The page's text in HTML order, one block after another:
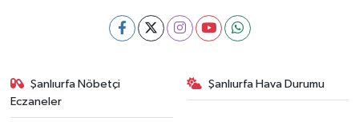
Şanlıurfa Nöbetçi
Eczaneler
Şanlıurfa Hava Durumu